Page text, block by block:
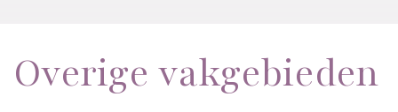
Overige vakgebieden